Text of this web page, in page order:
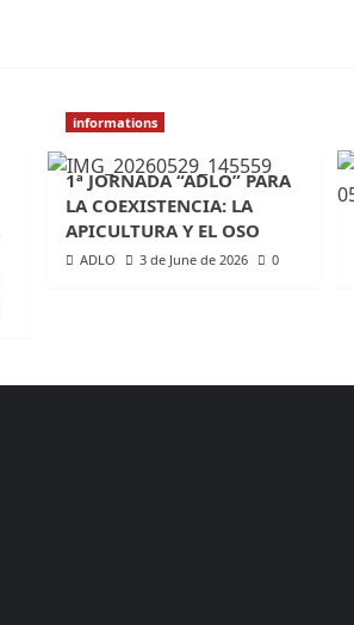
informations
1ª JORNADA “ADLO” PARA
LA COEXISTENCIA: LA
APICULTURA Y EL OSO
ADLO 3 de June de 2026 0